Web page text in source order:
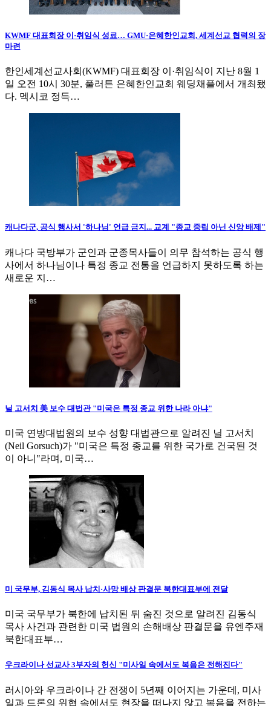
KWMF 대표회장 이·취임식 성료… GMU·은혜한인교회, 세계선교 협력의 장
마련
한인세계선교사회(KWMF) 대표회장 이·취임식이 지난 8월 1
일 오전 10시 30분, 풀러튼 은혜한인교회 웨딩채플에서 개최됐
다. 멕시코 정득…
캐나다군, 공식 행사서 '하나님' 언급 금지... 교계 "종교 중립 아닌 신앙 배제"
캐나다 국방부가 군인과 군종목사들이 의무 참석하는 공식 행
사에서 하나님이나 특정 종교 전통을 언급하지 못하도록 하는
새로운 지…
닐 고서치 美 보수 대법관 "미국은 특정 종교 위한 나라 아냐"
미국 연방대법원의 보수 성향 대법관으로 알려진 닐 고서치
(Neil Gorsuch)가 "미국은 특정 종교를 위한 국가로 건국된 것
이 아니"라며, 미국…
미 국무부, 김동식 목사 납치·사망 배상 판결문 북한대표부에 전달
미국 국무부가 북한에 납치된 뒤 숨진 것으로 알려진 김동식
목사 사건과 관련한 미국 법원의 손해배상 판결문을 유엔주재
북한대표부…
우크라이나 선교사 3부자의 헌신 "미사일 속에서도 복음은 전해진다"
러시아와 우크라이나 간 전쟁이 5년째 이어지는 가운데, 미사
일과 드론의 위협 속에서도 현장을 떠나지 않고 복음을 전하는